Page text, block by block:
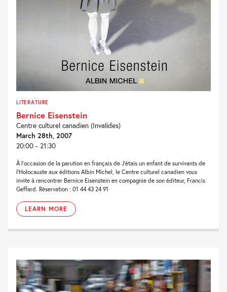
LITERATURE
Bernice Eisenstein
Centre culturel canadien (Invalides)
March 28th, 2007
20:00 - 21:30
À l’occasion de la parution en français de J’étais un enfant de survivants de
l’Holocauste aux éditions Albin Michel, le Centre culturel canadien vous
invite à rencontrer Bernice Eisenstein en compagnie de son éditeur, Francis
Geffard. Réservation : 01 44 43 24 91
LEARN MORE